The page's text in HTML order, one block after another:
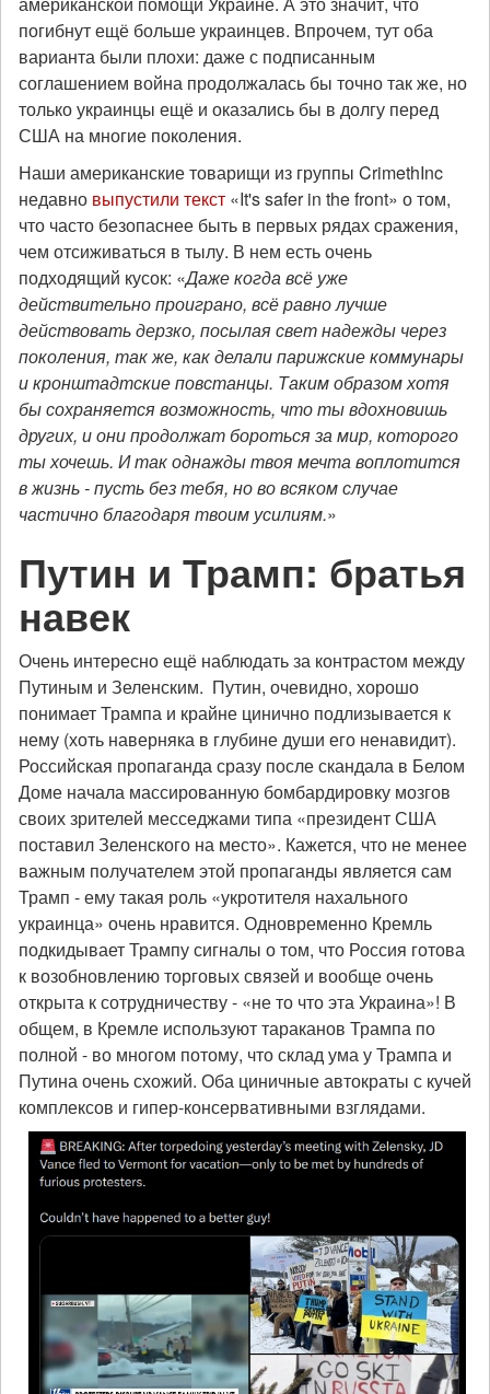
погибнут ещё больше украинцев. Впрочем, тут оба
варианта были плохи: даже с подписанным
соглашением война продолжалась бы точно так же, но
только украинцы ещё и оказались бы в долгу перед
США на многие поколения.
Наши американские товарищи из группы CrimethInc
недавно выпустили текст «It's safer in the front» о том,
что часто безопаснее быть в первых рядах сражения,
чем отсиживаться в тылу. В нем есть очень
подходящий кусок: «Даже когда всё уже
действительно проиграно, всё равно лучше
действовать дерзко, посылая свет надежды через
поколения, так же, как делали парижские коммунары
и кронштадтские повстанцы. Таким образом хотя
бы сохраняется возможность, что ты вдохновишь
других, и они продолжат бороться за мир, которого
ты хочешь. И так однажды твоя мечта воплотится
в жизнь - пусть без тебя, но во всяком случае
частично благодаря твоим усилиям.»
Путин и Трамп: братья
навек
Очень интересно ещё наблюдать за контрастом между
Путиным и Зеленским. Путин, очевидно, хорошо
понимает Трампа и крайне цинично подлизывается к
нему (хоть наверняка в глубине души его ненавидит).
Российская пропаганда сразу после скандала в Белом
Доме начала массированную бомбардировку мозгов
своих зрителей месседжами типа «президент США
поставил Зеленского на место». Кажется, что не менее
важным получателем этой пропаганды является сам
Трамп - ему такая роль «укротителя нахального
украинца» очень нравится. Одновременно Кремль
подкидывает Трампу сигналы о том, что Россия готова
к возобновлению торговых связей и вообще очень
открыта к сотрудничеству - «не то что эта Украина»! В
общем, в Кремле используют тараканов Трампа по
полной - во многом потому, что склад ума у Трампа и
Путина очень схожий. Оба циничные автократы с кучей
комплексов и гипер-консервативными взглядами.